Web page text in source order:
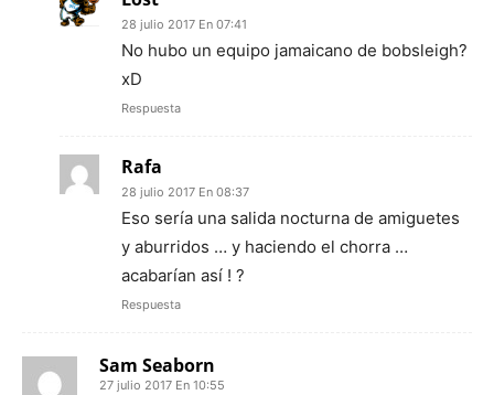
28 julio 2017 En 07:41
No hubo un equipo jamaicano de bobsleigh?
xD
Respuesta
Rafa
28 julio 2017 En 08:37
Eso sería una salida nocturna de amiguetes
y aburridos … y haciendo el chorra …
acabarían así ! ?
Respuesta
Sam Seaborn
27 julio 2017 En 10:55